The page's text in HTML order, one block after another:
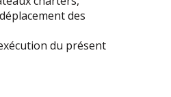
des
du présent